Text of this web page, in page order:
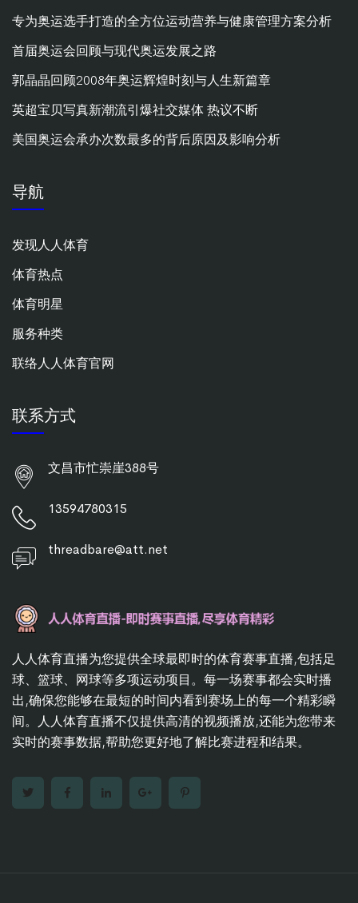
专为奥运选手打造的全方位运动营养与健康管理方案分析
首届奥运会回顾与现代奥运发展之路
郭晶晶回顾2008年奥运辉煌时刻与人生新篇章
英超宝贝写真新潮流引爆社交媒体 热议不断
美国奥运会承办次数最多的背后原因及影响分析
导航
发现人人体育
体育热点
体育明星
服务种类
联络人人体育官网
联系方式
文昌市忙崇崖388号
13594780315
threadbare@att.net
人人体育直播为您提供全球最即时的体育赛事直播,包括足
球、篮球、网球等多项运动项目。每一场赛事都会实时播
出,确保您能够在最短的时间内看到赛场上的每一个精彩瞬
间。人人体育直播不仅提供高清的视频播放,还能为您带来
实时的赛事数据,帮助您更好地了解比赛进程和结果。